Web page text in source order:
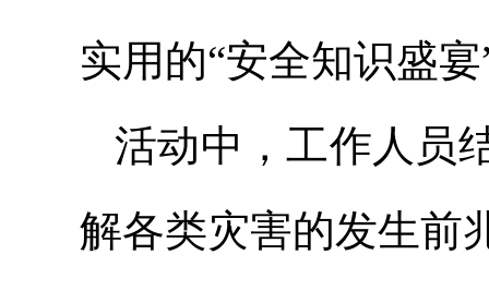
实用的“安全知识盛宴
活动中，工作人员
解各类灾害的发生前